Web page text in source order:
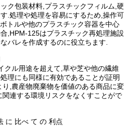
ク包装材料,プラスチックフィルム,硬
.処理や処理を容易にするため,操作可
トルや他のプラスチック容器を中心
,HPM-125はプラスチック再処理施設
バレを作成するのに役立ちます.
クル用途を超えて,草や芝や他の繊維
理にも同様に有効であることが証明
,農産物廃棄物を価値のある商品に変
連する環境リスクをなくすことがで
に 比べ て の 利点